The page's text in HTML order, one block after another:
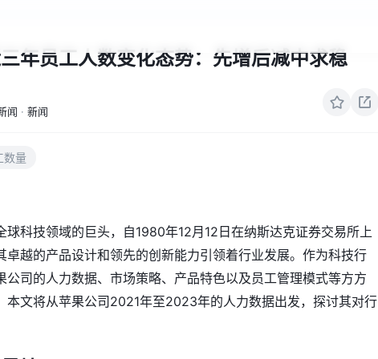
年员工人数变化态势：先增后减中求稳
闻 · 新闻
数量
球科技领域的巨头，自1980年12月12日在纳斯达克证券交易所上
卓越的产品设计和领先的创新能力引领着行业发展。作为科技行
公司的人力数据、市场策略、产品特色以及员工管理模式等方方
本文将从苹果公司2021年至2023年的人力数据出发，探讨其对行